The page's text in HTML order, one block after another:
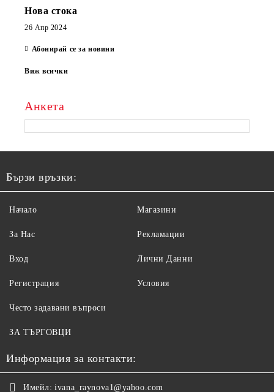
Нова стока
26 Апр 2024
Абонирай се за новини
Виж всички
Анкета
Бързи връзки:
Начало
За Нас
Вход
Регистрация
Магазини
Рекламации
Лични Данни
Условия
Често задавани въпроси
ЗА ТЪРГОВЦИ
Информация за контакти:
Имейл: ivana_raynova1@yahoo.com